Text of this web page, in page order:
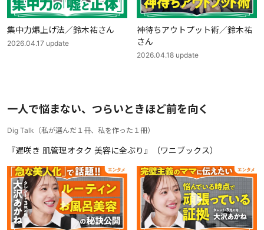
集中力爆上げ法／鈴木祐さん
2026.04.17 update
神待ちアウトプット術／鈴木祐
さん
2026.04.18 update
一人で悩まない、つらいときほど前を向く
Dig Talk （私が選んだ１冊、私を作った１冊）
『遅咲き 肌管理オタク 美容に全ぶり』（ワニブックス）